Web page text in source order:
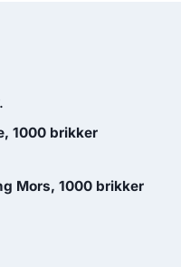
aktuelle
199.00 kr..
1000 brikker
Mors, 1000 brikker